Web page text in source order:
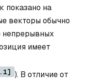
показано на
векторы обычно
непрерывных
имеет
). В отличие от